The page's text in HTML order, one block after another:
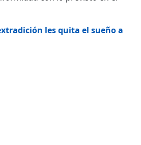
les quita el sueño a